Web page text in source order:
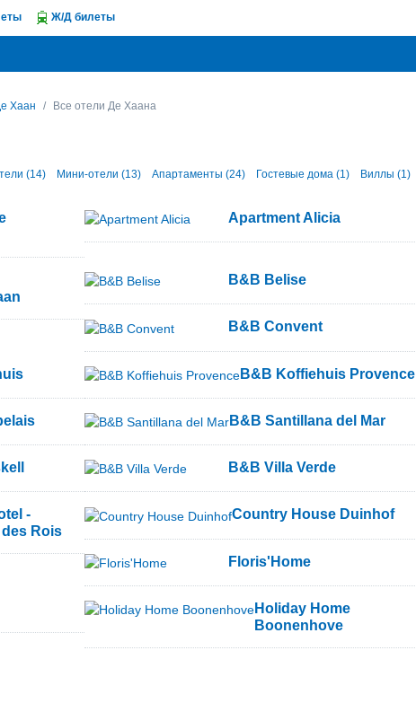
Ж/Д билеты
Хаан Все отели Де Хаана
(14) Мини-отели (13) Апартаменты (24) Гостевые дома (1) Виллы (1)
Apartment Alicia
B&B Belise
B&B Convent
B&B Koffiehuis Provence
B&B Santillana del Mar
B&B Villa Verde
-
Rois
Country House Duinhof
Floris'Home
Holiday Home
Boonenhove